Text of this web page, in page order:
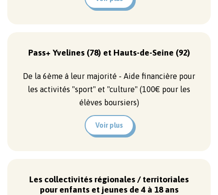
Pass+ Yvelines (78) et Hauts-de-Seine (92)
De la 6ème à leur majorité - Aide financière pour
les activités "sport" et "culture" (100€ pour les
élèves boursiers)
Voir plus
Les collectivités régionales / territoriales
pour enfants et jeunes de 4 à 18 ans